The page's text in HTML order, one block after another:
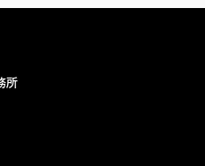
所